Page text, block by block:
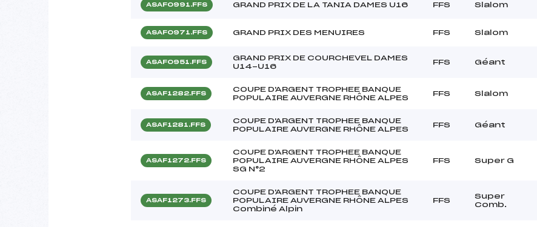
ASAF0991.FFS GRAND PRIX DE LA TANIA DAMES U16 FFS Slalom
ASAF0971.FFS GRAND PRIX DES MENUIRES FFS Slalom
ASAF0951.FFS
GRAND PRIX DE COURCHEVEL DAMES
U14-U16
FFS Géant
ASAF1282.FFS
COUPE D'ARGENT TROPHEE BANQUE
POPULAIRE AUVERGNE RHÔNE ALPES
FFS Slalom
ASAF1281.FFS
COUPE D'ARGENT TROPHEE BANQUE
POPULAIRE AUVERGNE RHÔNE ALPES
FFS Géant
ASAF1272.FFS
COUPE D'ARGENT TROPHEE BANQUE
POPULAIRE AUVERGNE RHÔNE ALPES
SG N°2
FFS Super G
ASAF1273.FFS
COUPE D'ARGENT TROPHEE BANQUE
POPULAIRE AUVERGNE RHÔNE ALPES
Combiné Alpin
FFS
Super
Comb.